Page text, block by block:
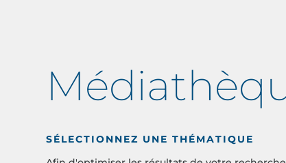
SÉLECTIONNEZ UNE THÉMATIQUE